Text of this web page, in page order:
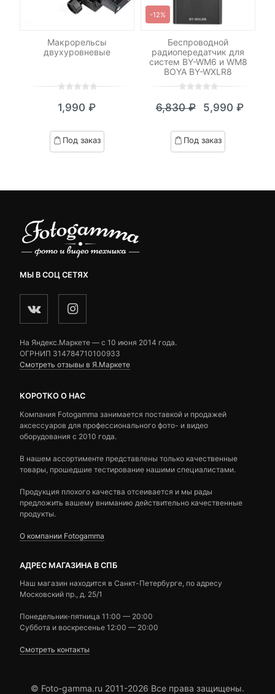
Макрорельсы
двухуровневые
out
based
on
1,990 ₽
Под заказ
-12%
Беспроводной
радиопередатчик для
систем BY-WM6 и WM8
BOYA BY-WXLR8
out
based
on
6,830₽
цена
составляла
5,990 ₽
Текущая
цена:
5,990 ₽.
Под заказ
МЫ В СОЦ СЕТЯХ
На Яндекс.Маркете — c 10 июня 2014 года.
ОГРНИП 314784710100933
Смотреть отзывы в Я.Маркете
КОРОТКО О НАС
Компания Fotogamma занимается поставкой и продажей
аксессуаров для профессионального фото- и видео
оборудования с 2010 года.
В нашем ассортименте представлены только качественные
товары, прошедшие тестирование нашими специалистами.
Продукция плохого качества отсеивается и мы рады
предложить вашему вниманию действительно качественные
продукты.
О компании Fotogamma
АДРЕС МАГАЗИНА В СПБ
Наш магазин находится в Санкт-Петербурге, по адресу
Московский пр., д. 25/1
Понедельник-пятница 11:00 — 20:00
Суббота и воскресенье 12:00 — 20:00
Смотреть контакты
© Foto-gamma.ru 2011-2026 Все права защищены.